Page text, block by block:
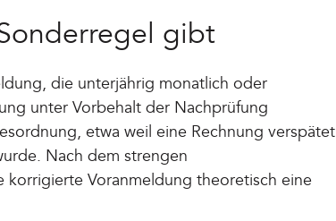
gibt
die unterjährig monatlich oder
unter Vorbehalt der Nachprüfung
etwa weil eine Rechnung verspätet
Nach dem strengen
Voranmeldung theoretisch eine